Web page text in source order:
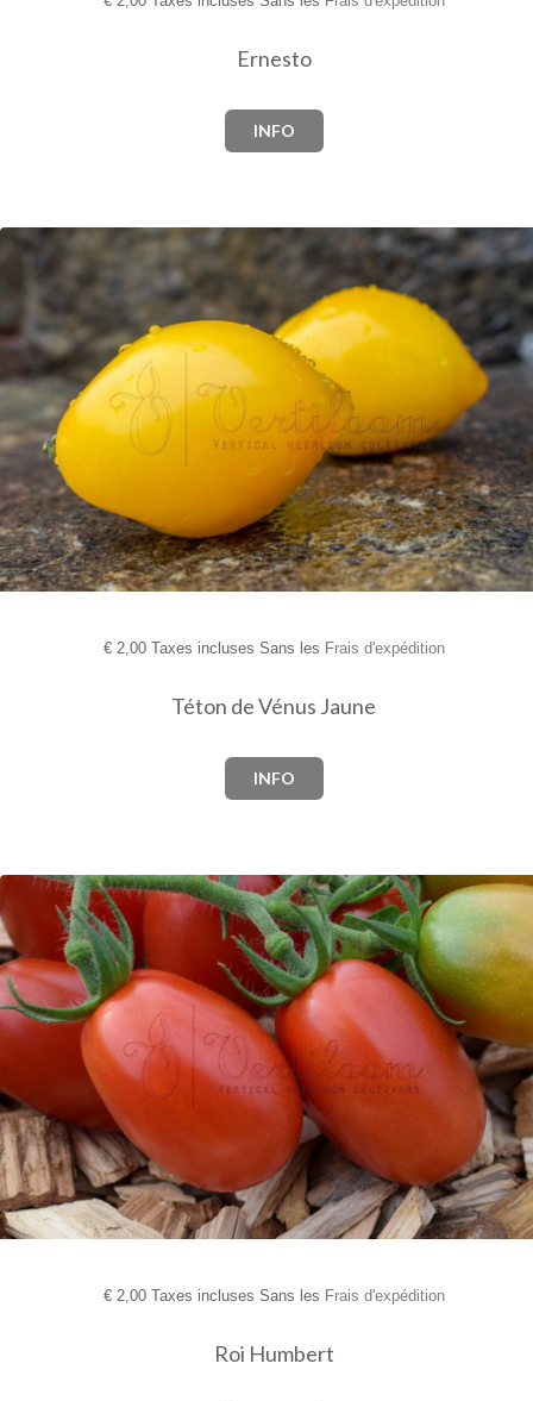
Ernesto
INFO
€2,00 Taxes incluses Sans les Frais d'expédition
Téton de Vénus Jaune
INFO
€2,00 Taxes incluses Sans les Frais d'expédition
Roi Humbert